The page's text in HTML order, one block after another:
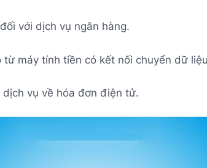
với dịch vụ ngân hàng.
máy tính tiền có kết nối chuyển dữ
vụ về hóa đơn điện tử.